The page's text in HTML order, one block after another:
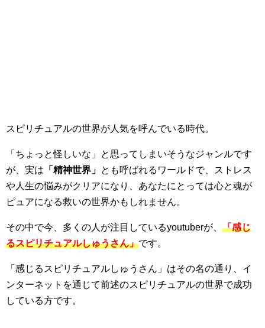
スピリチュアルの世界が人気を呼んでいる時代。
「ちょっと怪しいな」と思ってしまいそうなジャンルです
が、実は 「精神世界」 とも呼ばれるワールドで、ストレス
や人生の悩みがクリアになり、あなたにとっては心と魂が
ピュアになる救いの世界かもしれません。
その中で今、多くの人が注目しているyoutuberが、 「感じ
るスピリチュアルしゅうさん」です。
「感じるスピリチュアルしゅうさん」はその名の通り、イ
ンターネットを通じて前述のスピリチュアルの世界で成功
している方です。